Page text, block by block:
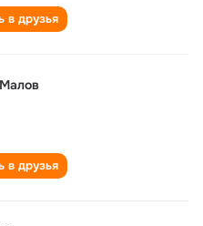
в друзья
в друзья